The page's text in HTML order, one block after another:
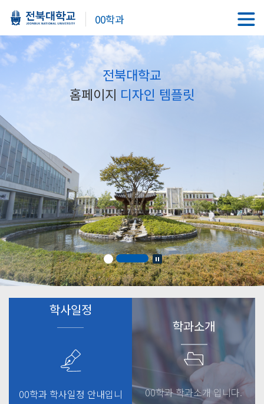
00학과
전북대학교
홈페이지 디자인 템플릿
학사일정
00학과 학사일정 안내입니
학과소개
00학과 학과소개 입니다.